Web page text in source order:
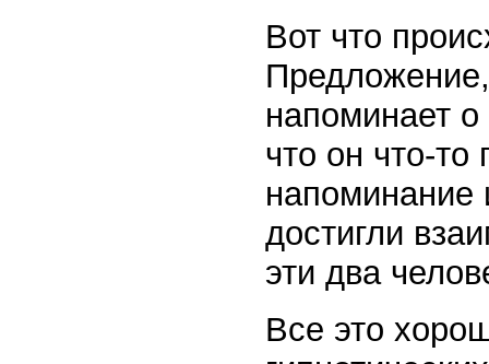
Вот что
напоминает о
что он что-
напоминание
достигли
эти два
Все это